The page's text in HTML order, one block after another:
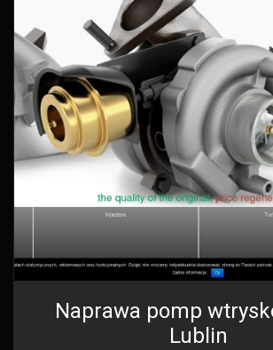
Naprawa pomp
Lublin